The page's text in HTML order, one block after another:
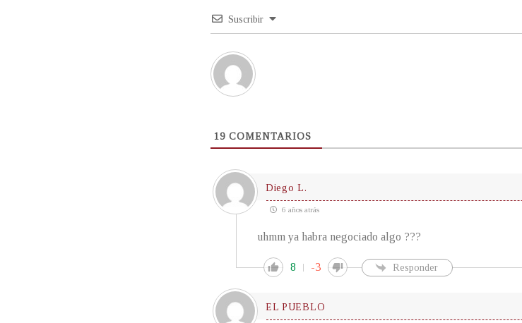
Suscribir
19 COMENTARIOS
Diego L.
6 años atrás
uhmm ya habra negociado algo ???
8 -3 Responder
EL PUEBLO